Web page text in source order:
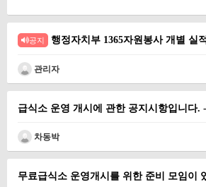
공지 행정자치부 1365자원봉사 개별 실
관리자
급식소 운영 개시에 관한 공지시항입니다.
차동박
무료급식소 운영개시를 위한 준비 모임이